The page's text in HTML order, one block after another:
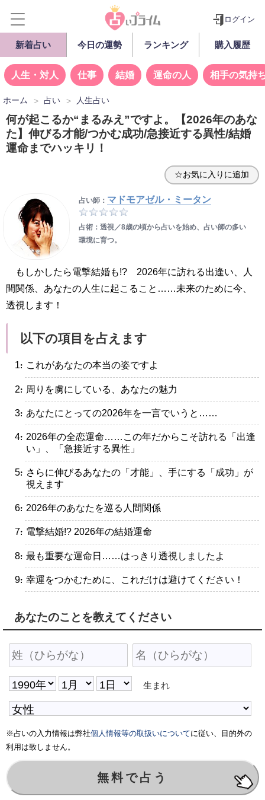
ログイン
新着占い 今日の運勢 ランキング 購入履歴
人生・対人 仕事 結婚 運命の人 相手の気持
ホーム 占い 人生占い
何が起こるか“まるみえ”ですよ。【2026年のあな
た】伸びる才能/つかむ成功/急接近する異性/結婚
運命までハッキリ！
☆お気に入りに追加
占い師： マドモアゼル・ミータン
占術：透視／8歳の頃から占いを始め、占い師の多い
環境に育つ。
もしかしたら電撃結婚も!? 2026年に訪れる出逢い、人
間関係、あなたの人生に起こること……未来のために今、
透視します！
以下の項目を占えます
・これがあなたの本当の姿ですよ
・周りを虜にしている、あなたの魅力
・あなたにとっての2026年を一言でいうと……
・2026年の全恋運命……この年だからこそ訪れる「出逢
い」、「急接近する異性」
・さらに伸びるあなたの「才能」、手にする「成功」が
視えます
・2026年のあなたを巡る人間関係
・電撃結婚!? 2026年の結婚運命
・最も重要な運命日……はっきり透視しましたよ
・幸運をつかむために、これだけは避けてください！
あなたのことを教えてください
生まれ
※占いの入力情報は弊社個人情報等の取扱いについてに従い、目的外の
利用は致しません。